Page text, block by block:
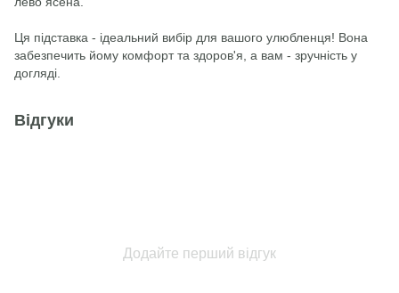
​Ця підставка - ідеальний вибір для вашого улюбленця! Вона
забезпечить йому комфорт та здоров'я, а вам - зручність у
догляді.
Відгуки
Додайте перший відгук